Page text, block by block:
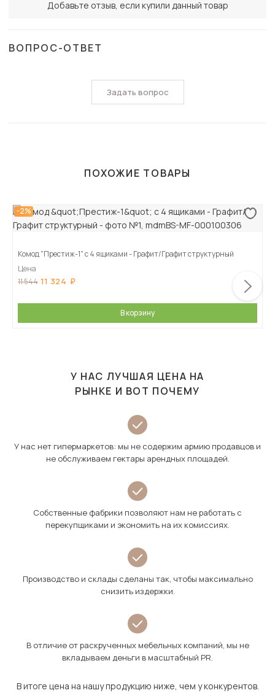
Добавьте отзыв, если купили данный товар
ВОПРОС-ОТВЕТ
Задать вопрос
ПОХОЖИЕ ТОВАРЫ
-2%
Комод "Престиж-1" с 4 ящиками - Графит/Графит структурный
Цена
11 544 11 324
В корзину
У НАС ЛУЧШАЯ ЦЕНА НА
РЫНКЕ И ВОТ ПОЧЕМУ
У нас нет гипермаркетов: мы не содержим армию продавцов и
не обслуживаем гектары арендных площадей.
Собственные фабрики позволяют нам не работать с
перекупщиками и экономить на их комиссиях.
Производство и склады сделаны так, чтобы максимально
снизить издержки.
В отличие от раскрученных мебельных компаний, мы не
вкладываем деньги в масштабный PR.
В итоге цена на нашу продукцию ниже, чем у конкурентов.